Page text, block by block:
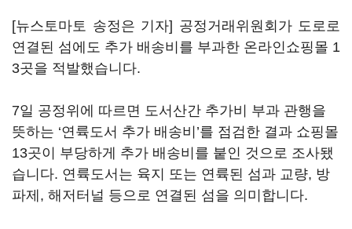
[뉴스토마토 송정은 기자] 공정거래위원회가 도로로
연결된 섬에도 추가 배송비를 부과한 온라인쇼핑몰 1
3곳을 적발했습니다.
7일 공정위에 따르면 도서산간 추가비 부과 관행을
뜻하는 ‘연륙도서 추가 배송비’를 점검한 결과 쇼핑몰
13곳이 부당하게 추가 배송비를 붙인 것으로 조사됐
습니다. 연륙도서는 육지 또는 연륙된 섬과 교량, 방
파제, 해저터널 등으로 연결된 섬을 의미합니다.